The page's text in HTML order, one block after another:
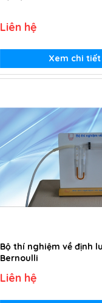
Liên hệ
Xem chi tiết
Bộ thí nghiệm về định
Bernoulli
Liên hệ